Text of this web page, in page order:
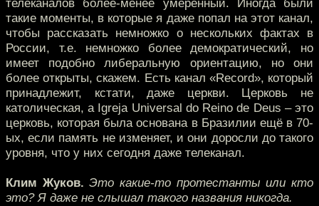
телеканалов более-менее умеренный. Иногда были
такие моменты, в которые я даже попал на этот канал,
чтобы рассказать немножко о нескольких фактах в
России, т.е. немножко более демократический, но
имеет подобно либеральную ориентацию, но они
более открыты, скажем. Есть канал «Record», который
принадлежит, кстати, даже церкви. Церковь не
католическая, а Igreja Universal do Reino de Deus – это
церковь, которая была основана в Бразилии ещё в 70-
ых, если память не изменяет, и они доросли до такого
уровня, что у них сегодня даже телеканал.
Клим Жуков. Это какие-то протестанты или кто
это? Я даже не слышал такого названия никогда.